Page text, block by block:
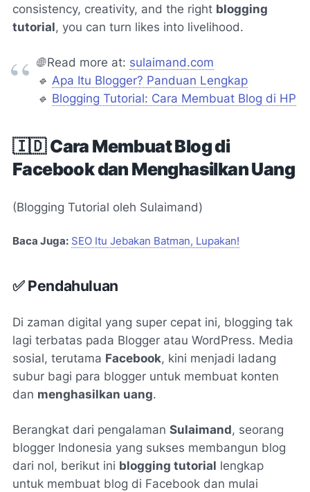
consistency, creativity, and the right blogging
tutorial, you can turn likes into livelihood.
🌐Read more at: sulaimand.com
🔹 Apa Itu Blogger? Panduan Lengkap
🔹 Blogging Tutorial: Cara Membuat Blog di HP
🇮🇩Cara Membuat Blog di
Facebook dan Menghasilkan Uang
(Blogging Tutorial oleh Sulaimand)
Baca Juga: SEO Itu Jebakan Batman, Lupakan!
✅ Pendahuluan
Di zaman digital yang super cepat ini, blogging tak
lagi terbatas pada Blogger atau WordPress. Media
sosial, terutama Facebook, kini menjadi ladang
subur bagi para blogger untuk membuat konten
dan menghasilkan uang.
Berangkat dari pengalaman Sulaimand, seorang
blogger Indonesia yang sukses membangun blog
dari nol, berikut ini blogging tutorial lengkap
untuk membuat blog di Facebook dan mulai